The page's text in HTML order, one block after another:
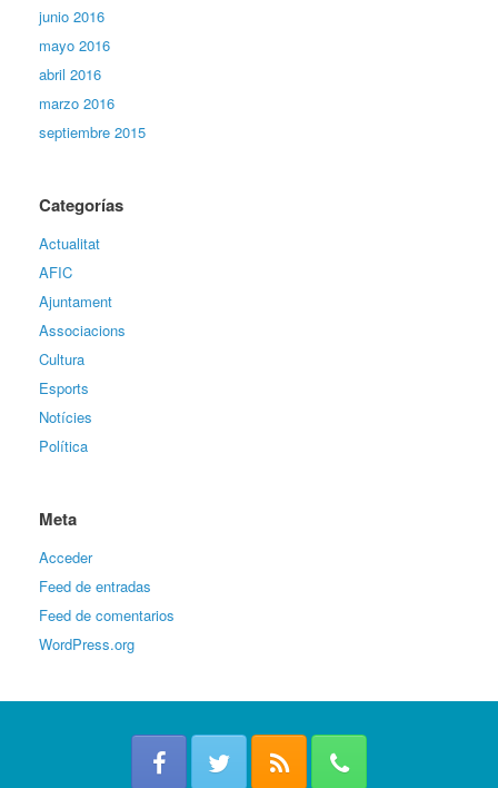
junio 2016
mayo 2016
abril 2016
marzo 2016
septiembre 2015
Categorías
Actualitat
AFIC
Ajuntament
Associacions
Cultura
Esports
Notícies
Política
Meta
Acceder
Feed de entradas
Feed de comentarios
WordPress.org